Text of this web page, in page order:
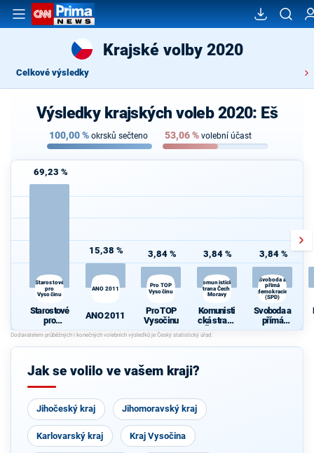
Krajské volby 2020
Celkové výsledky
Výsledky krajských voleb 2020: Eš
100,00% okrsků sečteno 53,06% volební účast
69,23 %
Starostové
pro
Vysočinu
Starostové
pro
Vysočinu
15,38 %
ANO 2011
ANO 2011
3,84 %
Pro TOP
Vysočinu
Pro TOP
Vysočinu
3,84 %
Komunistická
strana Čech a
Moravy
Komunisti
cká strana
Čech a
Moravy
3,84 %
Svoboda a
přímá
demokracie
(SPD)
Svoboda a
přímá
demokraci
Jak se volilo ve vašem kraji?
Jihočeský kraj Jihomoravský kraj
Karlovarský kraj Kraj Vysočina